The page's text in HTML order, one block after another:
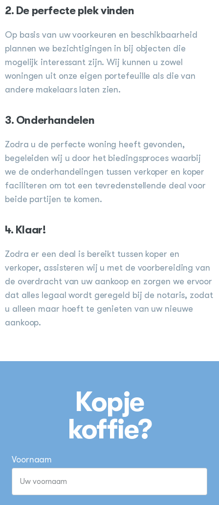
2. De perfecte plek vinden
Op basis van uw voorkeuren en beschikbaarheid
plannen we bezichtigingen in bij objecten die
mogelijk interessant zijn. Wij kunnen u zowel
woningen uit onze eigen portefeuille als die van
andere makelaars laten zien.​
3. Onderhandelen
Zodra u de perfecte woning heeft gevonden,
begeleiden wij u door het biedingsproces waarbij
we de onderhandelingen tussen verkoper en koper
faciliteren om tot een tevredenstellende deal voor
beide partijen te komen.
4. Klaar!
Zodra er een deal is bereikt tussen koper en
verkoper, assisteren wij u met de voorbereiding van
de overdracht van uw aankoop en zorgen we ervoor
dat alles legaal wordt geregeld bij de notaris, zodat
u alleen maar hoeft te genieten van uw nieuwe
aankoop.
Kopje
koffie?
Voornaam